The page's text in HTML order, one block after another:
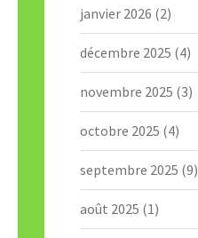
janvier 2026 (2)
décembre 2025 (4)
novembre 2025 (3)
octobre 2025 (4)
septembre 2025 (9)
août 2025 (1)